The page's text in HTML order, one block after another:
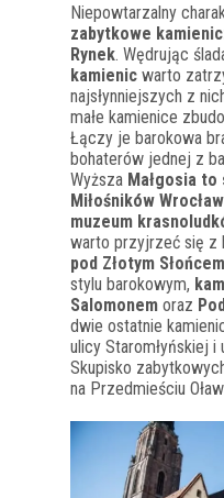
Niepowtarzalny
zabytkowe
Rynek. Wędrując
kamienic warto
najsłynniejszych z
małe kamienice
Łączy je barokowa
bohaterów jednej z
Wyższa Małgosia
Miłośników
muzeum
warto przyjrzeć się z
pod Złotym Słońcem
stylu barokowym,
Salomonem oraz
dwie ostatnie
ulicy Staromłyńskiej
Skupisko
na Przedmieściu